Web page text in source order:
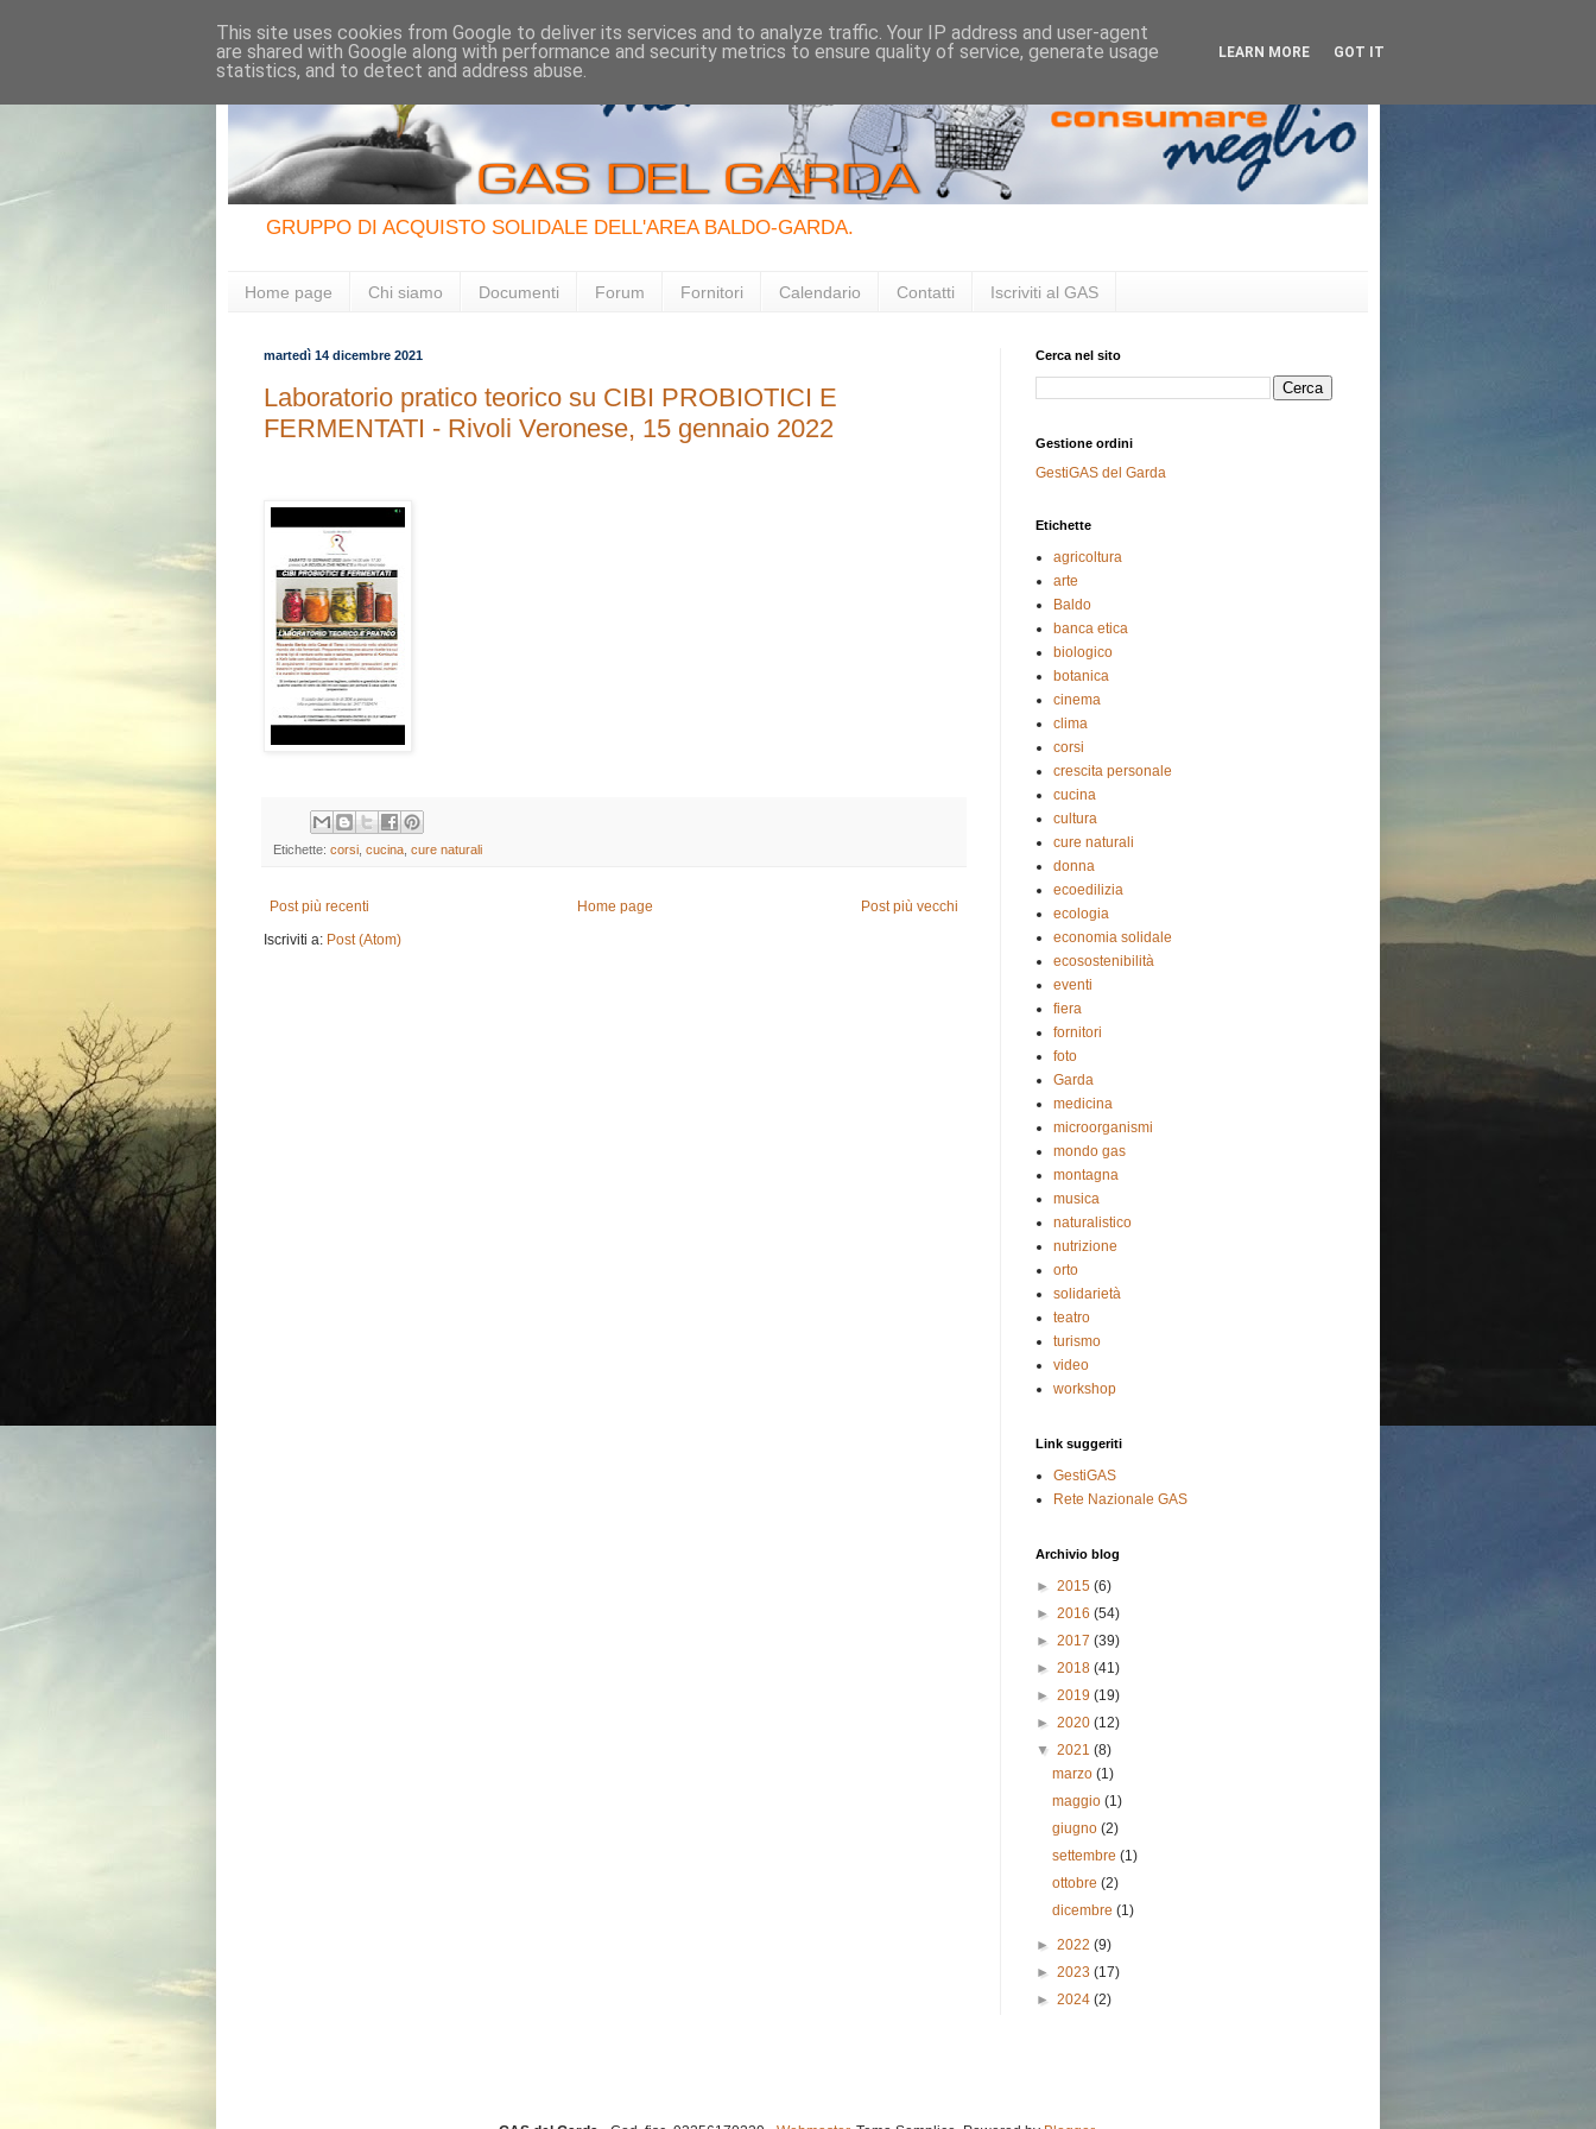
GRUPPO DI ACQUISTO SOLIDALE DELL'AREA BALDO-GARDA.
Home page Chi siamo Documenti Forum Fornitori Calendario Contatti Iscriviti al GAS
martedì 14 dicembre 2021
Laboratorio pratico teorico su CIBI PROBIOTICI E
FERMENTATI - Rivoli Veronese, 15 gennaio 2022
Etichette: corsi cucina cure naturali
Post più recenti Post più vecchi
Home page
Iscriviti a: Post (Atom)
Cerca nel sito
Gestione ordini
GestiGAS del Garda
Etichette
agricoltura
arte
Baldo
banca etica
biologico
botanica
cinema
clima
corsi
crescita personale
cucina
cultura
cure naturali
donna
ecoedilizia
ecologia
economia solidale
ecosostenibilità
eventi
fiera
fornitori
foto
Garda
medicina
microorganismi
mondo gas
montagna
musica
naturalistico
nutrizione
orto
solidarietà
teatro
turismo
video
workshop
Link suggeriti
GestiGAS
Rete Nazionale GAS
Archivio blog
► 2015 (6)
► 2016 (54)
► 2017 (39)
► 2018 (41)
► 2019 (19)
► 2020 (12)
▼ 2021 (8)
marzo(1)
maggio(1)
giugno(2)
settembre(1)
ottobre(2)
dicembre(1)
► 2022 (9)
► 2023 (17)
► 2024 (2)
This site uses cookies from Google to deliver its services and to analyze traffic. Your IP address and user-agent
are shared with Google along with performance and security metrics to ensure quality of service, generate usage
statistics, and to detect and address abuse.
LEARN MORE GOT IT